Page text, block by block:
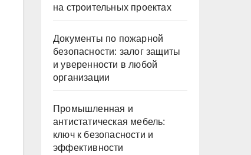
на строительных проектах
Документы по пожарной
безопасности: залог защиты
и уверенности в любой
организации
Промышленная и
антистатическая мебель:
ключ к безопасности и
эффективности